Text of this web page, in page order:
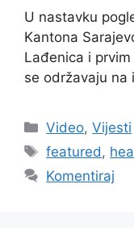
U nastavku
Kantona
Lađenica i
se održavaju na
Video,Vijesti
featured ,
Komentiraj